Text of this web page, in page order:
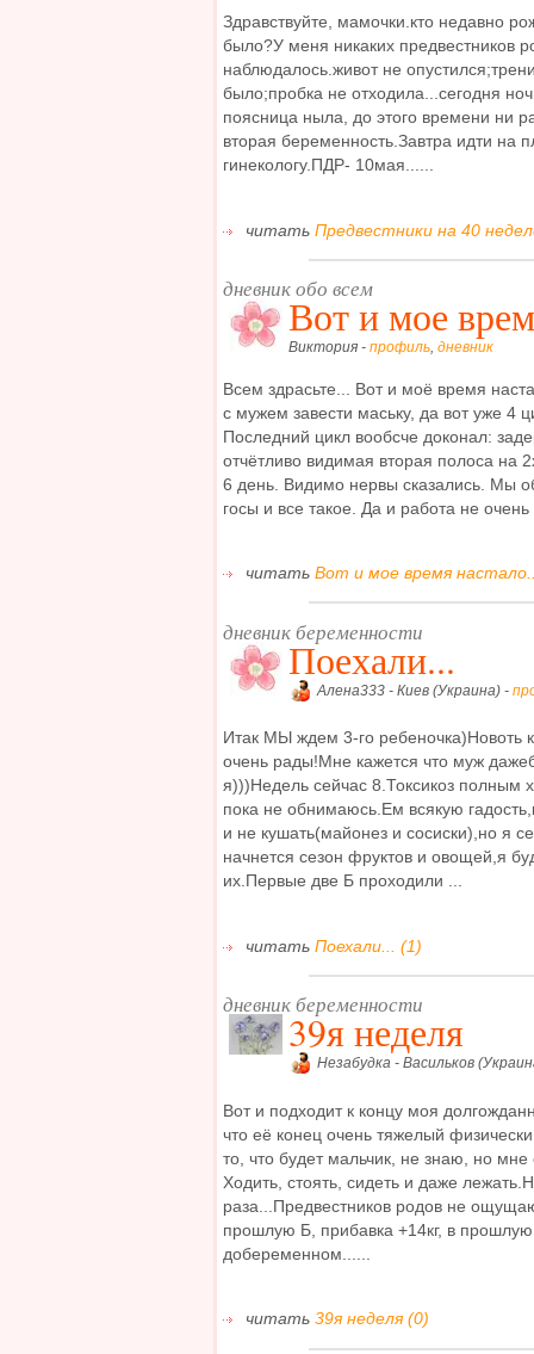
Здравствуйте, мамочки.кто недавно
было?У меня никаких предвестников
наблюдалось.живот не
было;пробка не отходила...сегодня
поясница ныла, до этого времени ни
вторая беременность.Завтра идти на
гинекологу.ПДР- 10мая......
читать Предвестники на 40
дневник обо всем
Вот и мое
Виктория - профиль, дневник
Всем здрасьте... Вот и моё время
с мужем завести маську, да вот уже 4
Последний цикл вообсче доконал:
отчётливо видимая вторая полоса на
6 день. Видимо нервы сказались. Мы
госы и все такое. Да и работа не
читать Вот и мое время
дневник беременности
Поехали...
Алена333 - Киев (Украина) -
Итак МЫ ждем 3-го ребеночка)Новоть
очень рады!Мне кажется что муж
я)))Недель сейчас 8.Токсикоз полным
пока не обнимаюсь.Ем всякую
и не кушать(майонез и сосиски),но я
начнется сезон фруктов и овощей,я
их.Первые две Б проходили ...
читать Поехали... (1)
дневник беременности
39я неделя
Незабудка - Васильков
Вот и подходит к концу моя
что её конец очень тяжелый
то, что будет мальчик, не знаю, но
Ходить, стоять, сидеть и даже
раза...Предвестников родов не
прошлую Б, прибавка +14кг, в
добеременном......
читать 39я неделя (0)